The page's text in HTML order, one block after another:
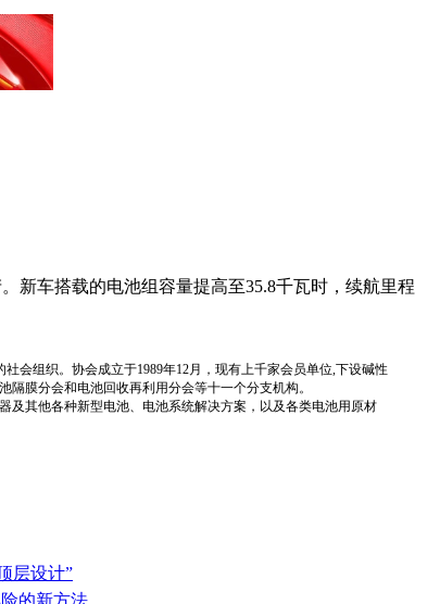
车搭载的电池组容量提高至35.8千瓦时，续航里程
会组织。协会成立于1989年12月，现有上千家会员单位,下设碱性
膜分会和电池回收再利用分会等十一个分支机构。
及其他各种新型电池、电池系统解决方案，以及各类电池用原材
层设计”
的新方法